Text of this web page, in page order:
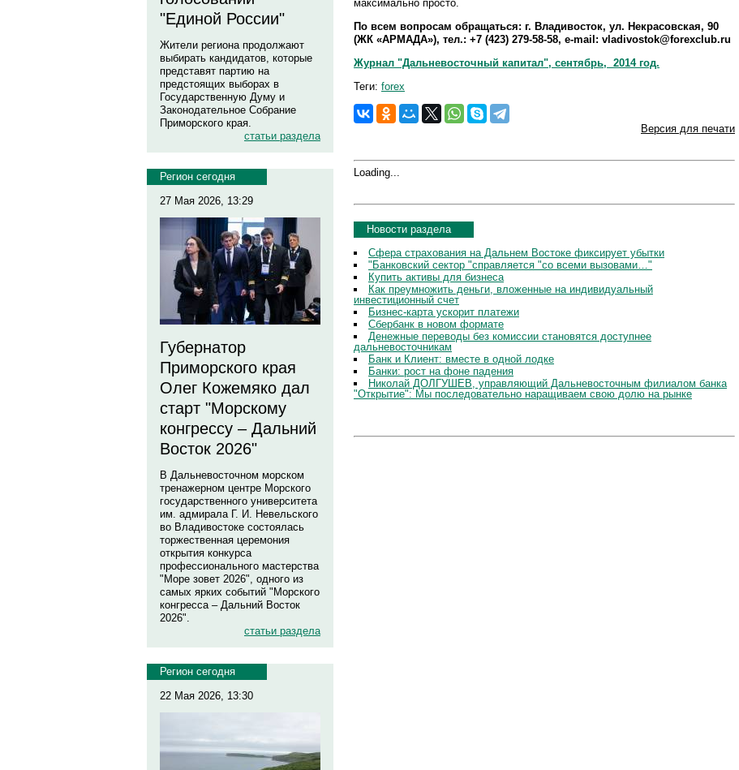
"Единой России"
Жители региона продолжают
выбирать кандидатов, которые
представят партию на
предстоящих выборах в
Государственную Думу и
Законодательное Собрание
Приморского края.
статьи раздела
Регион сегодня
27 Мая 2026, 13:29
Губернатор
Приморского края
Олег Кожемяко дал
старт "Морскому
конгрессу – Дальний
Восток 2026"
В Дальневосточном морском
тренажерном центре Морского
государственного университета
им. адмирала Г. И. Невельского
во Владивостоке состоялась
торжественная церемония
открытия конкурса
профессионального мастерства
"Море зовет 2026", одного из
самых ярких событий "Морского
конгресса – Дальний Восток
2026".
статьи раздела
Регион сегодня
22 Мая 2026, 13:30
максимально просто.
По всем вопросам обращаться: г. Владивосток, ул. Некрасовская, 90
(ЖК «АРМАДА»), тел.: +7 (423) 279-58-58, e-mail: vladivostok@forexclub.ru
Журнал "Дальневосточный капитал", сентябрь, 2014 год.
Теги: forex
Версия для печати
Loading...
Новости раздела
Сфера страхования на Дальнем Востоке фиксирует убытки
"Банковский сектор "справляется "со всеми вызовами…"
Купить активы для бизнеса
Как преумножить деньги, вложенные на индивидуальный
инвестиционный счет
Бизнес-карта ускорит платежи
Сбербанк в новом формате
Денежные переводы без комиссии становятся доступнее
дальневосточникам
Банк и Клиент: вместе в одной лодке
Банки: рост на фоне падения
Николай ДОЛГУШЕВ, управляющий Дальневосточным филиалом банка
"Открытие": Мы последовательно наращиваем свою долю на рынке